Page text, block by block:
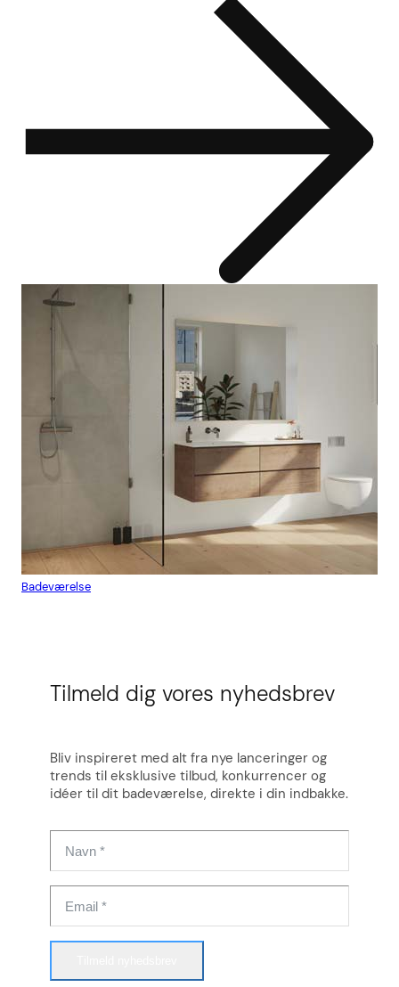
Badeværelse
Tilmeld dig vores nyhedsbrev
Bliv inspireret med alt fra nye lanceringer og
trends til eksklusive tilbud, konkurrencer og
idéer til dit badeværelse, direkte i din indbakke.